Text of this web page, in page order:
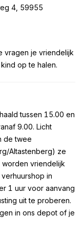
4, 59955
vragen je vriendelijk
op te halen.
tussen 15.00 en
9.00. Licht
de twee
Altastenberg) ze
vriendelijk
in
1 uur voor aanvang
uit te proberen.
in ons depot of je